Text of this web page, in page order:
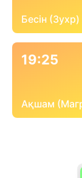
Бесін (Зухр)
19:25
Ақшам